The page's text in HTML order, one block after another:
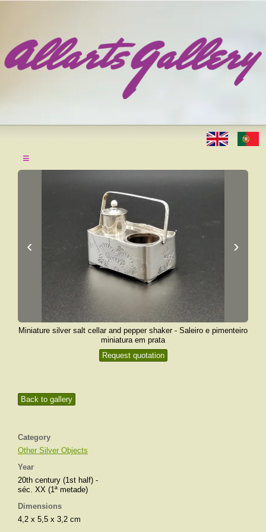
≡
Back to gallery
Category
Other Silver Objects
Year
20th century (1st half) -
séc. XX (1ª metade)
Dimensions
4,2 x 5,5 x 3,2 cm
‹ ›
Miniature silver salt cellar and pepper shaker - Saleiro e pimenteiro
miniatura em prata
Request quotation